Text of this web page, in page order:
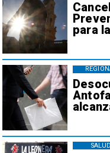
para
SALUD